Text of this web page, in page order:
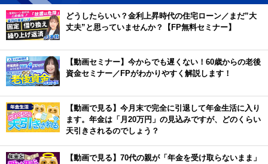
どうしたらいい？金利上昇時代の住宅ローン／まだ”大
丈夫”と思っていませんか？【FP無料セミナー】
【動画セミナー】今からでも遅くない！60歳からの老後
資金セミナー／FPがわかりやすく解説します！
【動画で見る】今月末で完全に引退して年金生活に入り
ます。年金は「月20万円」の見込みですが、どのくらい
天引きされるのでしょう？
【動画で見る】70代の親が「年金を受け取らないまま」